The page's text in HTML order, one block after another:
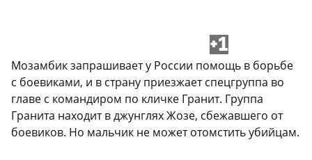
+1
Мозамбик запрашивает у России помощь в борьбе
с боевиками, и в страну приезжает спецгруппа во
главе с командиром по кличке Гранит. Группа
Гранита находит в джунглях Жозе, сбежавшего от
боевиков. Но мальчик не может отомстить убийцам.